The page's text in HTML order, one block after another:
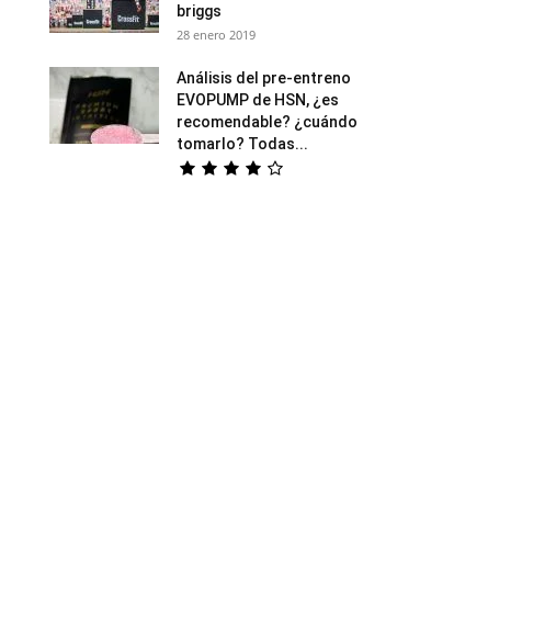
briggs
28 enero 2019
Análisis del pre-entreno
EVOPUMP de HSN, ¿es
recomendable? ¿cuándo
tomarlo? Todas...